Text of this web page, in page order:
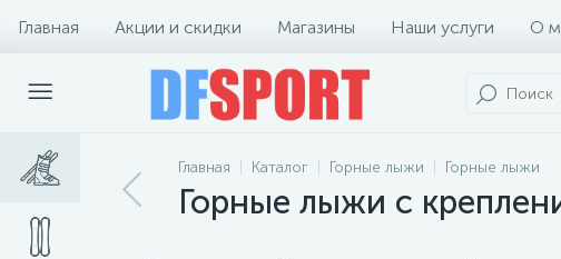
Главная Акции и скидки Магазины Наши услуги О
Главная Каталог Горные лыжи Горные лыжи
Горные лыжи с